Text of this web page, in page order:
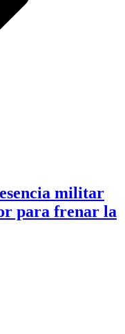
militar
para frenar la